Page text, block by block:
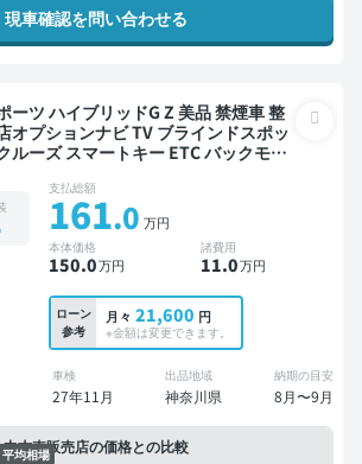
現車確認を問い合わせる
イブリッドG Z 美品 禁煙車 整
オプションナビ TV ブラインドスポッ
ルーズ スマートキー ETC バックモニ
支払総額
161.0 万円
本体価格
150.0万円
諸費用
11.0万円
ローン
参考
月々 21,600 円
※金額は変更できます。
車検
27年11月
出品地域
神奈川県
納期の目安
8月〜9月
中古車販売店の価格との比較
平均相場